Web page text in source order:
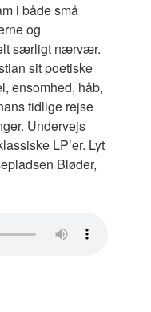
i både små
og
særligt nærvær.
sit poetiske
ensomhed, håb,
tidlige rejse
Undervejs
LP’er. Lyt
Bløder,